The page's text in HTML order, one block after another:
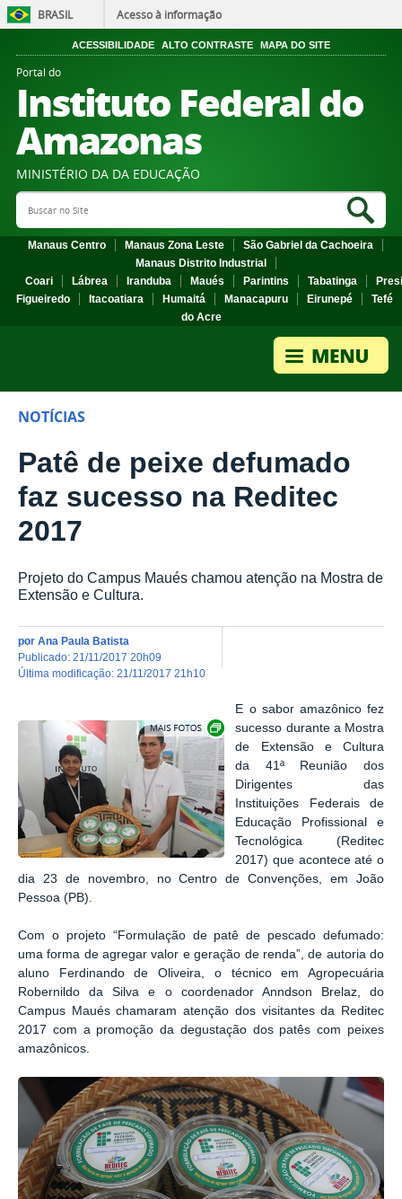
BRASIL Acesso à informação
ACESSIBILIDADE ALTO CONTRASTE MAPA DO SITE
Portal do
Instituto Federal do
Amazonas
MINISTÉRIO DA DA EDUCAÇÃO
Search Site
Manaus Centro Manaus Zona Leste
São Gabriel da Cachoeira
Manaus Distrito Industrial
Coari
Lábrea Iranduba Maués Parintins Tabatinga
Figueiredo
Itacoatiara Humaitá Manacapuru Eirunepé
Tefé
do Acre
NOTÍCIAS
Patê de peixe defumado
faz sucesso na Reditec
2017
Projeto do Campus Maués chamou atenção na Mostra de
Extensão e Cultura.
por Ana Paula Batista
publicado: 21/11/2017 20h09
última modificação: 21/11/2017 21h10
Show image carousel
E o sabor amazônico fez
sucesso durante a Mostra
de Extensão e Cultura
da 41ª Reunião dos
Dirigentes das
Instituições Federais de
Educação Profissional e
Tecnológica (Reditec
2017) que acontece até o
dia 23 de novembro, no Centro de Convenções, em João
Pessoa (PB).
Com o projeto “Formulação de patê de pescado defumado:
uma forma de agregar valor e geração de renda”, de autoria do
aluno Ferdinando de Oliveira, o técnico em Agropecuária
Robernildo da Silva e o coordenador Anndson Brelaz, do
Campus Maués chamaram atenção dos visitantes da Reditec
2017 com a promoção da degustação dos patês com peixes
amazônicos.